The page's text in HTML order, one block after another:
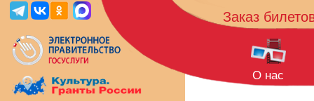
Заказ
О нас